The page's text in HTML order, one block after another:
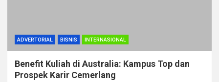
ADVERTORIAL BISNIS INTERNASIONAL
Benefit Kuliah di Australia: Kampus Top dan
Prospek Karir Cemerlang